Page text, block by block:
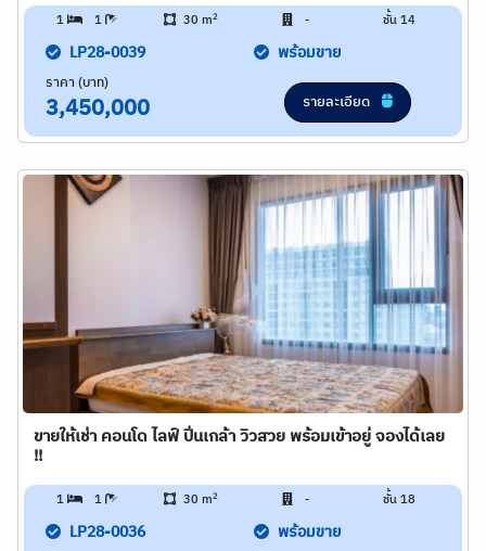
1 1 30 m2 - ชั้น 14
LP28-0039 พร้อมขาย
ราคา (บาท)
3,450,000 รายละเอียด
ขายให้เช่า คอนโด ไลฟ์ ปิ่นเกล้า วิวสวย พร้อมเข้าอยู่ จองได้เลย
!!
1 1 30 m2 - ชั้น 18
LP28-0036 พร้อมขาย